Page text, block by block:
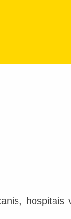
hospitais